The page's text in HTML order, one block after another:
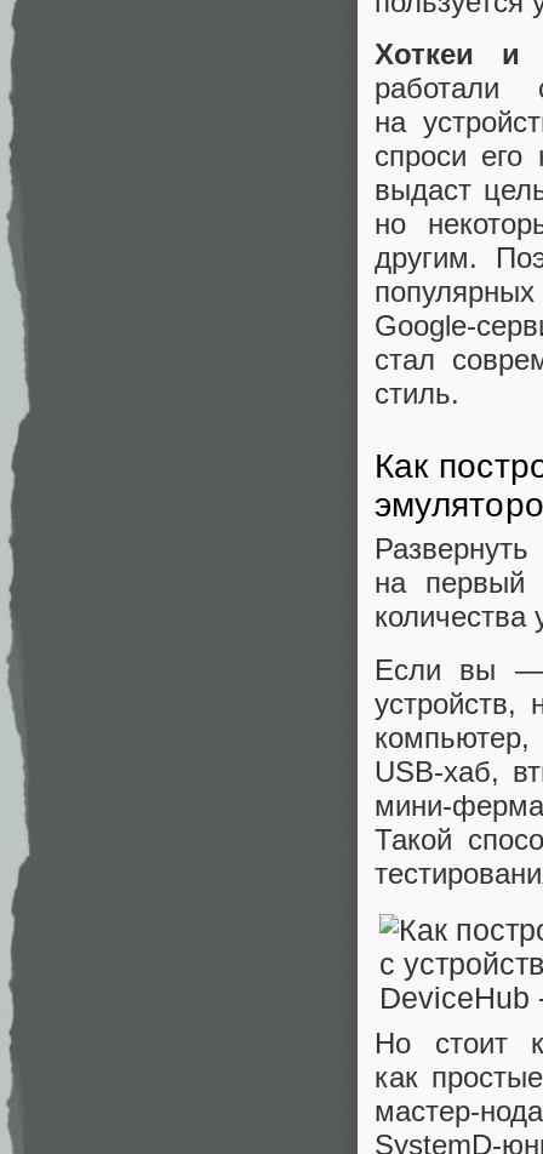
Хоткеи и
работали
на
спроси
выдаст
но
другим.
стал
стиль.
Как
на первый
количества
Если вы —
устройств,
USB‑хаб,
Такой
Но стоит
как